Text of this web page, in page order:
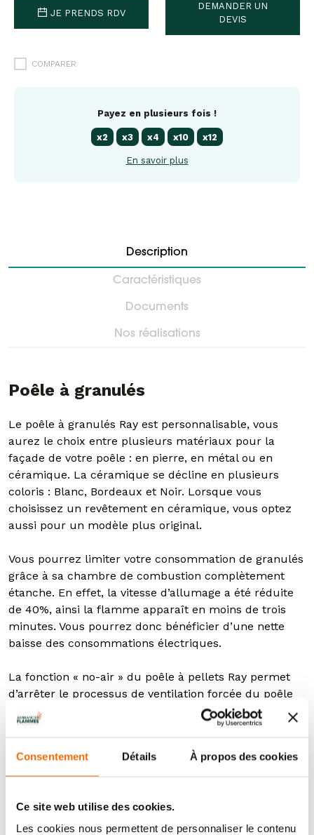
Consentement Détails À propos des cookies
Ce site web utilise des cookies.
Les cookies nous permettent de personnaliser le contenu
JE PRENDS RDV
DEMANDER UN
DEVIS
COMPARER
Payez en plusieurs fois !
x2 x3 x4 x10 x12
En savoir plus
Description
Caractéristiques
Documents
Nos réalisations
Poêle à granulés
Le poêle à granulés Ray est personnalisable, vous
aurez le choix entre plusieurs matériaux pour la
façade de votre poêle : en pierre, en métal ou en
céramique. La céramique se décline en plusieurs
coloris : Blanc, Bordeaux et Noir. Lorsque vous
choisissez un revêtement en céramique, vous optez
aussi pour un modèle plus original.
Vous pourrez limiter votre consommation de granulés
grâce à sa chambre de combustion complètement
étanche. En effet, la vitesse d’allumage a été réduite
de 40%, ainsi la flamme apparaît en moins de trois
minutes. Vous pourrez donc bénéficier d’une nette
baisse des consommations électriques.
La fonction « no-air » du poêle à pellets Ray permet
d’arrêter le processus de ventilation forcée du poêle
ou au moins la limiter au minimum. Vous aurez
l’opportunité de profiter d’une chaleur envoûtante,
calme quasi absolu.
technologie Maestro. Cette technologie révolutionnaire
permet au poêle d’exprimer son plus grand potentiel,